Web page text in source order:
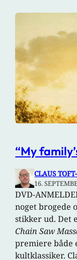
“My
CLAUS
16.
DVD-
noget brogede
stikker ud. Det
Chain Saw
premiere både
kultklassiker.